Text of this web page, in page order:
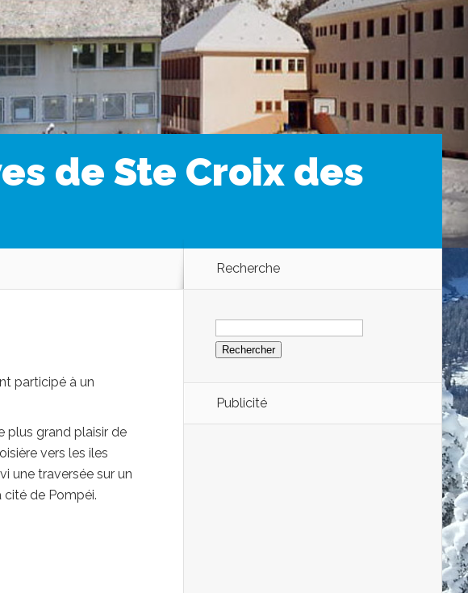
de Ste Croix des
participé à un
plus grand plaisir de
vers les iles
une traversée sur un
de Pompéi.
Recherche
Rechercher :
Publicité